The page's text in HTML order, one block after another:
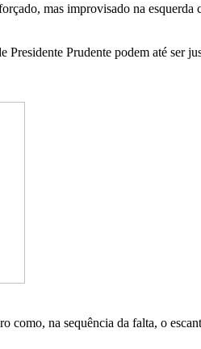
mas improvisado na
Prudente podem até ser
na sequência da falta, o